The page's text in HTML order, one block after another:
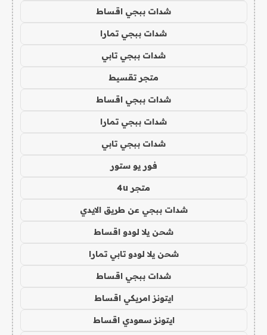
شدات ببجي اقساط
شدات ببجي تمارا
شدات ببجي تابي
متجر تقسيط
شدات ببجي اقساط
شدات ببجي تمارا
شدات ببجي تابي
فور يو ستور
متجر 4u
شدات ببجي عن طريق الايدي
شحن يلا لودو اقساط
شحن يلا لودو تابي تمارا
شدات ببجي اقساط
ايتونز امريكي اقساط
ايتونز سعودي اقساط